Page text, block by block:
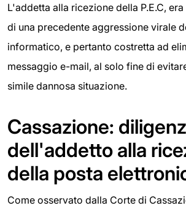
L'addetta alla ricezione della P.E.C,
di una precedente aggressione virale
informatico, e pertanto costretta ad
messaggio e-mail, al solo fine di
simile dannosa situazione.
Cassazione:
dell'addetto alla
della posta
Come osservato dalla Corte di